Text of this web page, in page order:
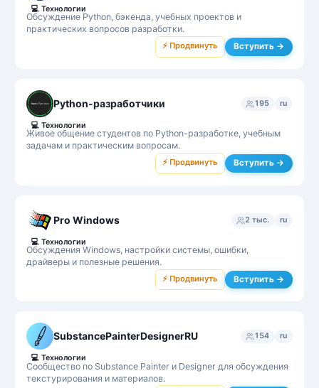
Обсуждение Python, бэкенда, учебных проектов и
практических вопросов разработки.
💻 Технологии
⚡ Продвинуть Вступить →
Python-разработчики 195 ru
Живое общение студентов по Python-разработке, учебным
задачам и практическим вопросам.
💻 Технологии
⚡ Продвинуть Вступить →
Pro Windows 2 тыс. ru
Обсуждения Windows, настройки системы, ошибки,
драйверы и полезные решения.
💻 Технологии
⚡ Продвинуть Вступить →
SubstancePainterDesignerRU 154 ru
Сообщество по Substance Painter и Designer для обсуждения
текстурирования и материалов.
💻 Технологии